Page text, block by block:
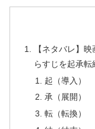
【ネタバレ】
らすじを起承転
起（導入）
承（展開）
転（転換）